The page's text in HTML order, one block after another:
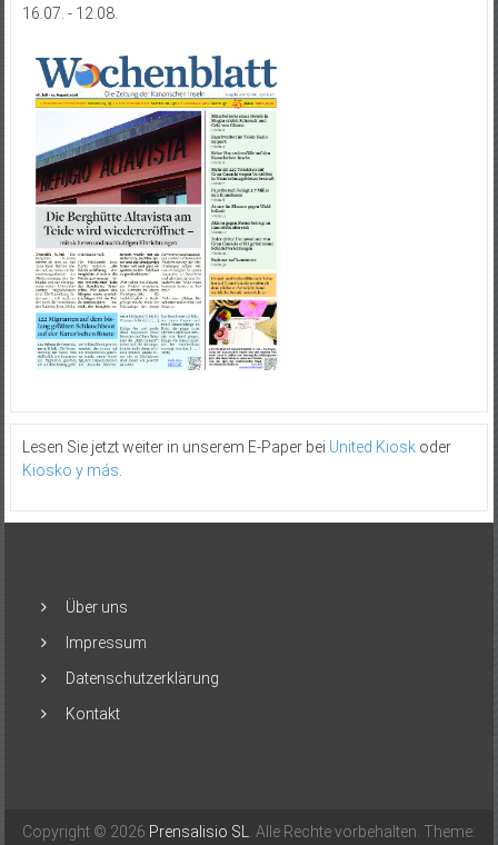
16.07. - 12.08.
Lesen Sie jetzt weiter in unserem E-Paper bei United Kioskoder
Kiosko y más.
Über uns
Impressum
Datenschutzerklärung
Kontakt
Copyright © 2026 Prensalisio SL. Alle Rechte vorbehalten. Theme: